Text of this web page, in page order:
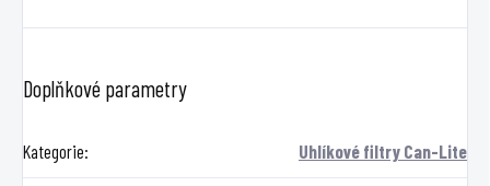
Doplňkové parametry
Kategorie: Uhlíkové filtry Can-Lite